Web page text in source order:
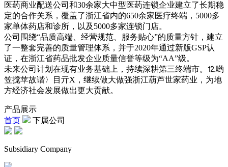
医药商业配送公司和30余家大中型医药连锁企业建立了长期稳
定的合作关系，覆盖了浙江省内的650余家医疗终端，5000多
家单体药店和诊所，以及5000多家连锁门店。
公司围绕“品质高端、经营规范、服务贴心”的质量方针，建立
了一整套完善的质量管理体系，并于2020年通过新版GSP认
证，在浙江省药品批发企业质量信誉等级为“AA”级。
未来公司计划在现有业务基础上，持续深耕第三终端市。⒓哟
笠搅苹故谐〉目亓Χ，继续做大做强浙江葫芦世家药业，为地
方经济社会发展做出更大贡献。
产品展示
首页
下属公司
Subsidiary Company